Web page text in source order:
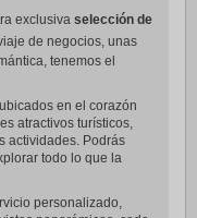
exclusiva selección de
de negocios, unas
tenemos el
en el corazón
atractivos turísticos,
actividades. Podrás
todo lo que la
personalizado,